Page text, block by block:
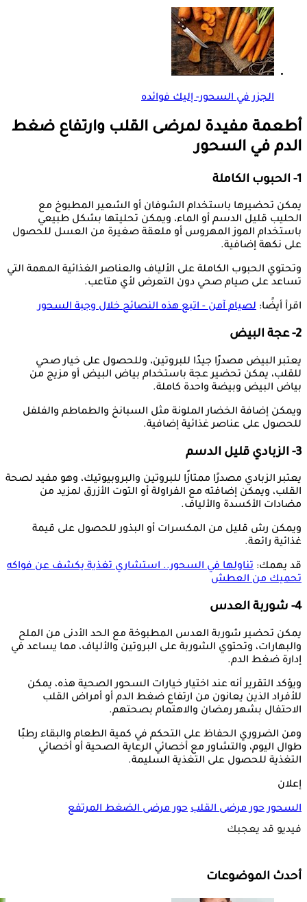
الجزر في السحور- إليك فوائده
أطعمة مفيدة لمرضى القلب وارتفاع ضغط
الدم في السحور
1- الحبوب الكاملة
يمكن تحضيرها باستخدام الشوفان أو الشعير المطبوخ مع
الحليب قليل الدسم أو الماء، ويمكن تحليتها بشكل طبيعي
باستخدام الموز المهروس أو ملعقة صغيرة من العسل للحصول
على نكهة إضافية.
وتحتوي الحبوب الكاملة على الألياف والعناصر الغذائية المهمة التي
تساعد على صيام صحي دون التعرض لأي متاعب.
اقرأ أيضًا: لصيام آمن - اتبع هذه النصائح خلال وجبة السحور
2- عجة البيض
يعتبر البيض مصدرًا جيدًا للبروتين، وللحصول على خيار صحي
للقلب، يمكن تحضير عجة باستخدام بياض البيض أو مزيج من
بياض البيض وبيضة واحدة كاملة.
ويمكن إضافة الخضار الملونة مثل السبانخ والطماطم والفلفل
للحصول على عناصر غذائية إضافية.
3- الزبادي قليل الدسم
يعتبر الزبادي مصدرًا ممتازًا للبروتين والبروبيوتيك، وهو مفيد لصحة
القلب، ويمكن إضافته مع الفراولة أو التوت الأزرق لمزيد من
مضادات الأكسدة والألياف.
ويمكن رش قليل من المكسرات أو البذور للحصول على قيمة
غذائية رائعة.
قد يهمك: تناولها في السحور.. استشاري تغذية يكشف عن فواكه
تحميك من العطش
4- شوربة العدس
يمكن تحضير شوربة العدس المطبوخة مع الحد الأدنى من الملح
والبهارات، وتحتوي الشوربة على البروتين والألياف، مما يساعد في
إدارة ضغط الدم.
ويؤكد التقرير أنه عند اختيار خيارات السحور الصحية هذه، يمكن
للأفراد الذين يعانون من ارتفاع ضغط الدم أو أمراض القلب
الاحتفال بشهر رمضان والاهتمام بصحتهم.
ومن الضروري الحفاظ على التحكم في كمية الطعام والبقاء رطبًا
طوال اليوم، والتشاور مع أخصائي الرعاية الصحية أو أخصائي
التغذية للحصول على التغذية السليمة.
إعلان
السحور حور مرضى القلب حور مرضى الضغط المرتفع
فيديو قد يعجبك
أحدث الموضوعات